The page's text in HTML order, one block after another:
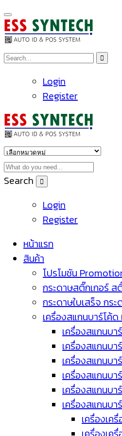
Login
Register
Search
Login
Register
หน้าแรก
สินค้า
โปรโมชัน
กระดาษสติ๊กเกอร์ ส
กระดาษใบเสร็จ กร
เครื่องสแกนบาร์โค้
เครื่องสแกนบา
เครื่องสแกนบา
เครื่องสแกนบา
เครื่องสแกนบา
เครื่องสแกนบา
เครื่องสแกนบา
เครื่องเค